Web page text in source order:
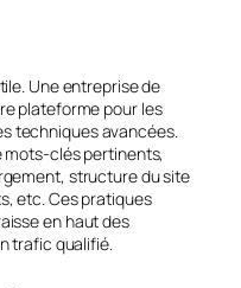
Une entreprise de
plateforme pour les
techniques avancées.
mots-clés pertinents,
structure du site
etc. Ces pratiques
en haut des
trafic qualifié.